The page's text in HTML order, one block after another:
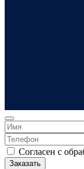
Согласен с
Заказать